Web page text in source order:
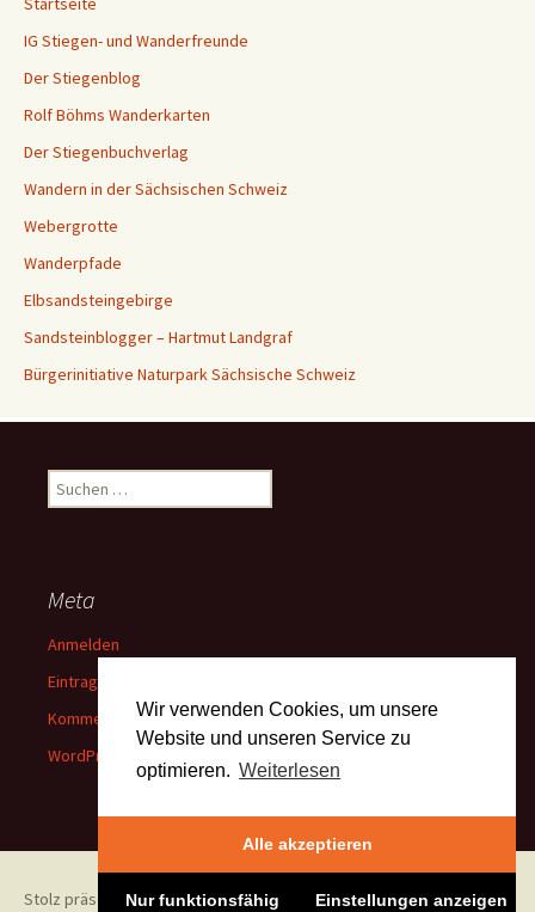
Wir verwenden Cookies, um unsere
Website und unseren Service zu
optimieren. Weiterlesen
Alle akzeptieren
Nur funktionsfähig Einstellungen anzeigen
IG Stiegen- und Wanderfreunde
Der Stiegenblog
Rolf Böhms Wanderkarten
Der Stiegenbuchverlag
Wandern in der Sächsischen Schweiz
Webergrotte
Wanderpfade
Elbsandsteingebirge
Sandsteinblogger – Hartmut Landgraf
Bürgerinitiative Naturpark Sächsische Schweiz
Suchen
nach:
Meta
Anmelden
Eintrags-Feed
Kommentar-Feed
WordPress.org
Stolz präsentiert von WordPress